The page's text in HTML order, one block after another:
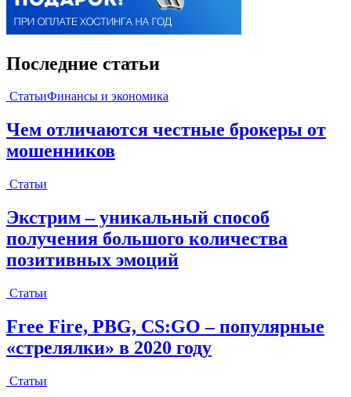
Последние статьи
СтатьиФинансы и экономика
Чем отличаются честные брокеры от
мошенников
Статьи
Экстрим – уникальный способ
получения большого количества
позитивных эмоций
Статьи
Free Fire, PBG, CS:GO – популярные
«стрелялки» в 2020 году
Статьи